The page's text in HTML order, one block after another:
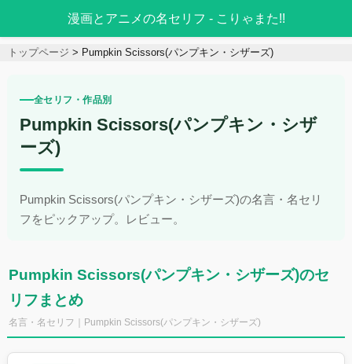
漫画とアニメの名セリフ - こりゃまた!!
トップページ Pumpkin Scissors(パンプキン・シザーズ)
全セリフ・作品別
Pumpkin Scissors(パンプキン・シザ
ーズ)
Pumpkin Scissors(パンプキン・シザーズ)の名言・名セリ
フをピックアップ。レビュー。
Pumpkin Scissors(パンプキン・シザーズ)のセ
リフまとめ
名言・名セリフ｜Pumpkin Scissors(パンプキン・シザーズ)